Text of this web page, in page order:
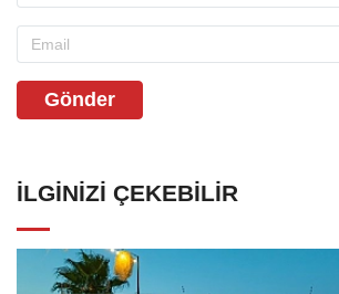
Gönder
İLGINIZI ÇEKEBILIR